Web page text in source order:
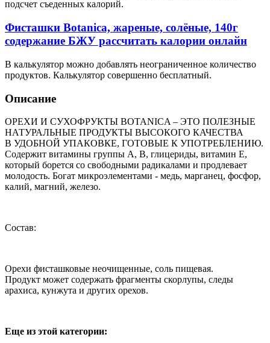
подсчет съеденных калорий.
Фисташки Botanica, жареные, солёные, 140г
содержание БЖУ рассчитать калории онлайн
В калькулятор можно добавлять неограниченное количество
продуктов. Калькулятор совершенно бесплатный.
Описание
ОРЕХИ И СУХОФРУКТЫ BOTANICA – ЭТО ПОЛЕЗНЫЕ
НАТУРАЛЬНЫЕ ПРОДУКТЫ ВЫСОКОГО КАЧЕСТВА
В УДОБНОЙ УПАКОВКЕ, ГОТОВЫЕ К УПОТРЕБЛЕНИЮ.
Содержит витамины группы А, B, глицериды, витамин Е,
который борется со свободными радикалами и продлевает
молодость. Богат микроэлементами - медь, марганец, фосфор,
калий, магний, железо.
Состав:
Орехи фисташковые неочищенные, соль пищевая.
Продукт может содержать фрагменты скорлупы, следы
арахиса, кунжута и других орехов.
Еще из этой категории: